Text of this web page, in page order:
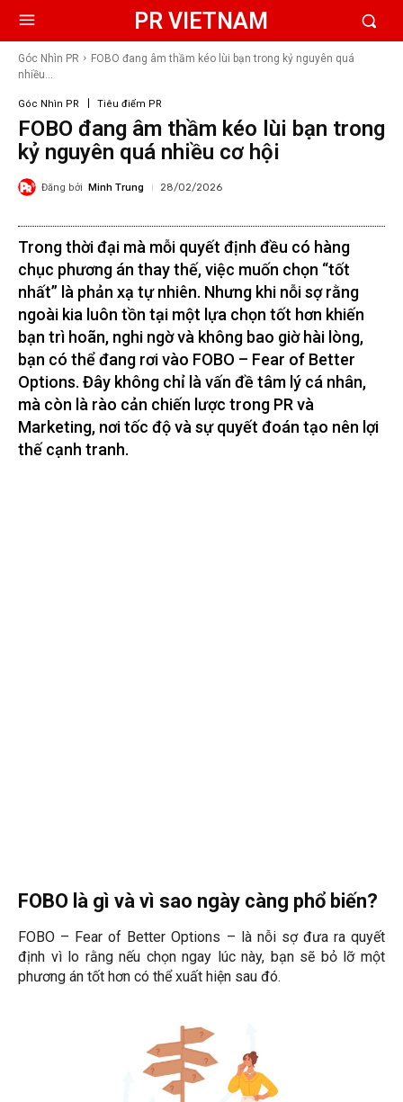
PR VIETNAM
Góc Nhìn PR
FOBO đang âm thầm kéo lùi bạn trong kỷ nguyên quá
nhiều...
Góc Nhìn PR Tiêu điểm PR
FOBO đang âm thầm kéo lùi bạn trong
kỷ nguyên quá nhiều cơ hội
Đăng bởi Minh Trung 28/02/2026
Trong thời đại mà mỗi quyết định đều có hàng
chục phương án thay thế, việc muốn chọn “tốt
nhất” là phản xạ tự nhiên. Nhưng khi nỗi sợ rằng
ngoài kia luôn tồn tại một lựa chọn tốt hơn khiến
bạn trì hoãn, nghi ngờ và không bao giờ hài lòng,
bạn có thể đang rơi vào FOBO – Fear of Better
Options. Đây không chỉ là vấn đề tâm lý cá nhân,
mà còn là rào cản chiến lược trong PR và
Marketing, nơi tốc độ và sự quyết đoán tạo nên lợi
thế cạnh tranh.
FOBO là gì và vì sao ngày càng phổ biến?
FOBO – Fear of Better Options – là nỗi sợ đưa ra quyết
định vì lo rằng nếu chọn ngay lúc này, bạn sẽ bỏ lỡ một
phương án tốt hơn có thể xuất hiện sau đó.